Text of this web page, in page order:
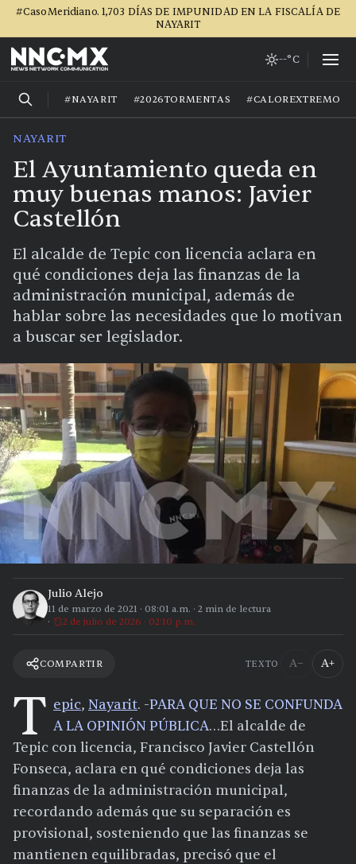
#CasoMeridiano. 1,703 DÍAS DE IMPUNIDAD EN LA FISCALÍA DE
NAYARIT
--°C
#NAYARIT #2026TORMENTAS #CALOREXTREMO
NAYARIT
El Ayuntamiento queda en
muy buenas manos: Javier
Castellón
El alcalde de Tepic con licencia aclara en
qué condiciones deja las finanzas de la
administración municipal, además de
hablar sobre las necesidades que lo motivan
a buscar ser legislador.
Julio Alejo
11 de marzo de 2021 · 08:01 a.m. · 2 min de lectura
2 de julio de 2026 · 02:10 p.m.
COMPARTIR TEXTO A− A+
T epic, Nayarit. -PARA QUE NO SE CONFUNDA
A LA OPINIÓN PÚBLICA…El alcalde de
Tepic con licencia, Francisco Javier Castellón
Fonseca, aclara en qué condiciones deja las
finanzas de la administración municipal,
recordando además que su separación es
provisional, sosteniendo que las finanzas se
mantienen equilibradas, precisó que el